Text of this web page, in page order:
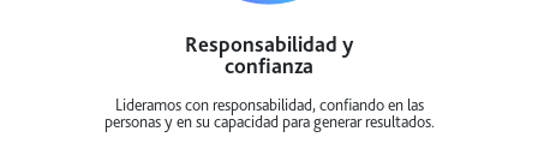
Responsabilidad y
confianza
Lideramos con responsabilidad, confiando en las
personas y en su capacidad para generar resultados.